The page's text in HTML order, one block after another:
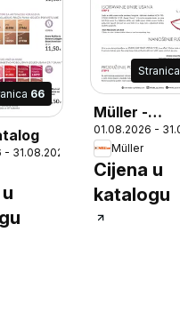
66
31.08.2026
Stranica
Müller -
Lifestyle
01.08.2026 -
Müller
Cijena u
katalogu